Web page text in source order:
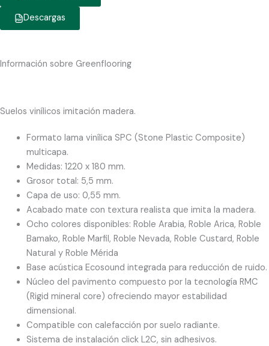
Descargas
Información sobre Greenflooring
Suelos vinílicos imitación madera.
Formato lama vinílica SPC (Stone Plastic Composite)
multicapa.
Medidas: 1220 x 180 mm.
Grosor total: 5,5 mm.
Capa de uso: 0,55 mm.
Acabado mate con textura realista que imita la madera.
Ocho colores disponibles: Roble Arabia, Roble Arica, Roble
Bamako, Roble Marfil, Roble Nevada, Roble Custard, Roble
Natural y Roble Mérida
Base acústica Ecosound integrada para reducción de ruido.
Núcleo del pavimento compuesto por la tecnología RMC
(Rigid mineral core) ofreciendo mayor estabilidad
dimensional.
Compatible con calefacción por suelo radiante.
Sistema de instalación click L2C, sin adhesivos.